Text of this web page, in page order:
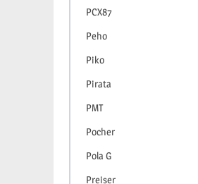
PCX87
Peho
Piko
Pirata
PMT
Pocher
Pola G
Preiser